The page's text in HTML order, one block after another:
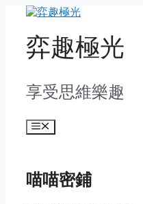
content弈趣極光
享受思維樂趣
Menu
喵喵密鋪